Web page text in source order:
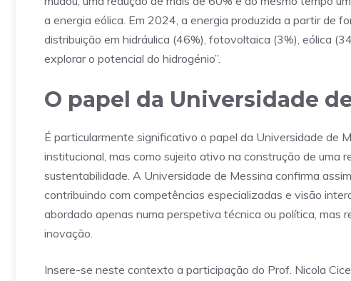
a energia eólica. Em 2024, a energia produzida a partir de
distribuição em hidráulica (46%), fotovoltaica (3%), eólica
explorar o potencial do hidrogénio”.
O papel da Universidade
É particularmente significativo o papel da Universidade de
institucional, mas como sujeito ativo na construção de uma
sustentabilidade. A Universidade de Messina confirma
contribuindo com competências especializadas e visão
abordado apenas numa perspetiva técnica ou política, mas
inovação.
Insere-se neste contexto a participação do Prof. Nicola